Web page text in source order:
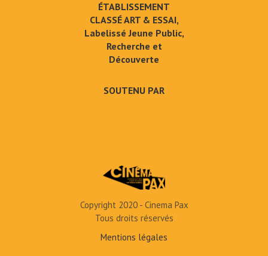
ÉTABLISSEMENT
CLASSÉ ART & ESSAI,
Labelissé Jeune Public,
Recherche et
Découverte
SOUTENU PAR
Copyright 2020 - Cinema Pax
Tous droits réservés
Mentions légales